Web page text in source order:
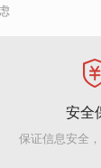
安全
保证信息安全